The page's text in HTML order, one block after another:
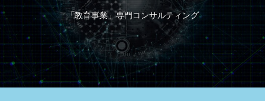
「教育事業」専門コンサルティング